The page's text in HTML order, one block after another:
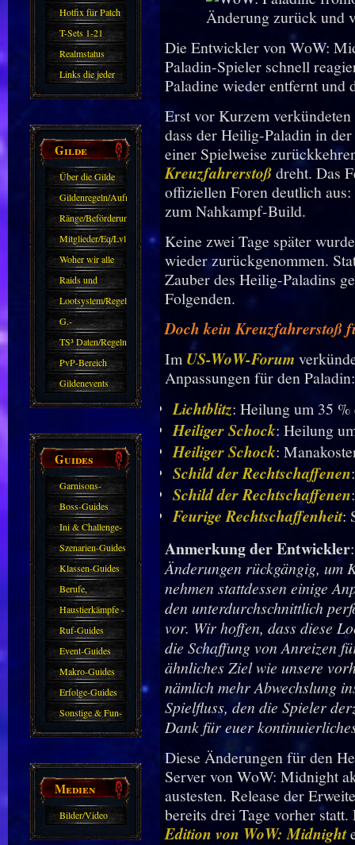
Hotfix für Patch
11.X
T-Sets 1-21
Realmstatus
Links die jeder
kennen sollte?!
Gilde
Über die Gilde
(DAW)
Gildenregeln/Aufnahme
Ränge/Beförderungen
Mitglieder/Eq/Lvl
Woher wir alle
kommen.
Raids und
Zubehör
Lootsystem/Regeln
G.-
Sparkasse/Goldleihen
TS³ Daten/Regeln
PvP-Bereich
Gildenevents
Guides
Garnisons-
Guides
Boss-Guides
Ini & Challenge-
Guides
Szenarien-Guides
Klassen-Guides
Berufe,
Farmkarten und
Haustiere
Haustierkämpfe -
Guide
Ruf-Guides
Event-Guides
Makro-Guides
Erfolge-Guides
Sonstige & Fun-
Guides
Medien
Bilder/Video
Die Entwickler von WoW:
Paladin-Spieler schnell
Paladine wieder entfernt und
Erst vor Kurzem
dass der Heilig-Paladin in
einer Spielweise
Kreuzfahrerstoßdreht. Das
offiziellen Foren deutlich
zum Nahkampf-Build.
Keine zwei Tage später
wieder zurückgenommen.
Zauber des Heilig-Paladins
Folgenden.
Doch kein Kreuzfahrerstoß
Im US-WoW-Forum
Anpassungen für den Paladin:
Lichtblitz: Heilung um 35 %
Heiliger Schock: Heilung
Heiliger Schock:
Schild der Rechtschaffenen
Schild der Rechtschaffenen
Feurige Rechtschaffenheit:
Anmerkung der Entwickler
Änderungen rückgängig, um
nehmen stattdessen einige
den unterdurchschnittlich
vor. Wir hoffen, dass diese
die Schaffung von Anreizen
ähnliches Ziel wie unsere
nämlich mehr Abwechslung
Spielfluss, den die Spieler
Dank für euer
Diese Änderungen für den
Server von WoW: Midnight
austesten. Release der
bereits drei Tage vorher
Edition von WoW: Midnight